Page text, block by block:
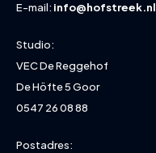
E-mail: info@hofstreek.nl
Studio:
VEC De Reggehof
De Höfte 5 Goor
0547 26 08 88
Postadres: